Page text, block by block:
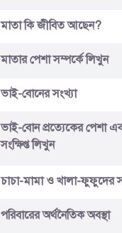
মাতা কি জীবিত আছেন?
মাতার পেশা সম্পর্কে লিখুন
ভাই-বোনের সংখ্যা
ভাই-বোন প্রত্যেকের পেশা
সংক্ষিপ্ত লিখুন
চাচা-মামা ও খালা-ফুফুদের
পরিবারের অর্থনৈতিক অবস্থা